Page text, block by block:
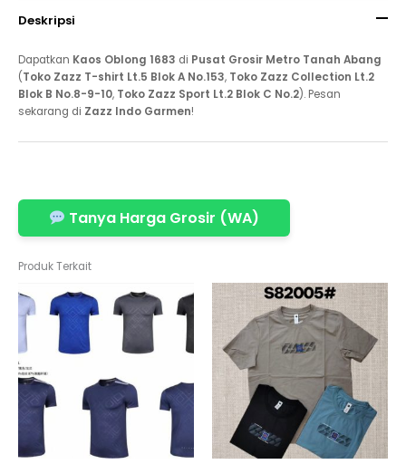
Deskripsi
Dapatkan Kaos Oblong 1683 di Pusat Grosir Metro Tanah Abang
(Toko Zazz T-shirt Lt.5 Blok A No.153, Toko Zazz Collection Lt.2
Blok B No.8-9-10, Toko Zazz Sport Lt.2 Blok C No.2). Pesan
sekarang di Zazz Indo Garmen!
Tanya Harga Grosir (WA)
Produk Terkait